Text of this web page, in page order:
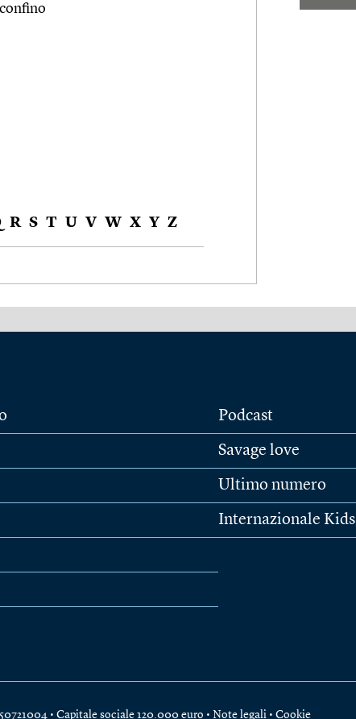
R S T U V W X Y Z
Podcast
Savage love
Ultimo numero
Internazionale Kids
• Capitale sociale 120.000 euro • Note legali • Cookie